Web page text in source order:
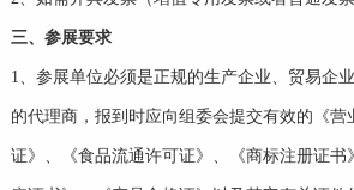
三、参展要求
1、参展单位必须是正规的生产企业、贸易企
的代理商，报到时应向组委会提交有效的《营
证》、《食品流通许可证》、《商标注册证书